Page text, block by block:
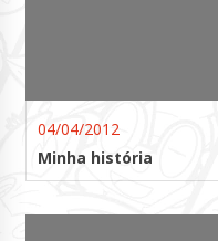
04/04/2012
Minha história